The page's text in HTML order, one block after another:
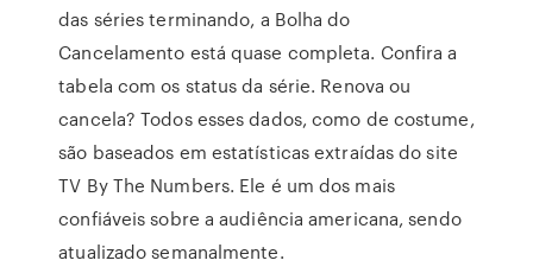
das séries terminando, a Bolha do
Cancelamento está quase completa. Confira a
tabela com os status da série. Renova ou
cancela? Todos esses dados, como de costume,
são baseados em estatísticas extraídas do site
TV By The Numbers. Ele é um dos mais
confiáveis sobre a audiência americana, sendo
atualizado semanalmente.